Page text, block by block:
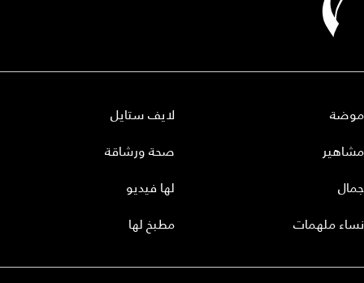
موضة
مشاهير
جمال
نساء ملهمات
لايف ستايل
صحة ورشاقة
لها فيديو
مطبخ لها